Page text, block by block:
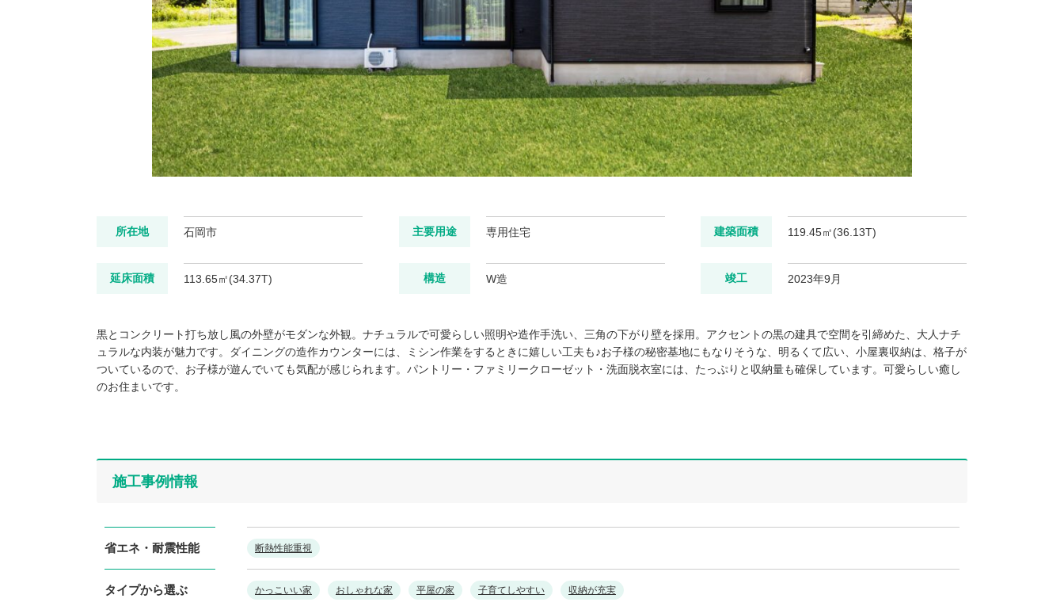
所在地 石岡市 主要用途 専用住宅 建築面積 119.45㎡(36.13T)
延床面積 113.65㎡(34.37T) 構造 W造 竣工 2023年9月
黒とコンクリート打ち放し風の外壁がモダンな外観。ナチュラルで可愛らしい照明や造作手洗い、三角の下がり壁を採用。アクセントの黒の建具で空間を引締めた、大人ナチ
ュラルな内装が魅力です。ダイニングの造作カウンターには、ミシン作業をするときに嬉しい工夫も♪お子様の秘密基地にもなりそうな、明るくて広い、小屋裏収納は、格子が
ついているので、お子様が遊んでいても気配が感じられます。パントリー・ファミリークローゼット・洗面脱衣室には、たっぷりと収納量も確保しています。可愛らしい癒し
のお住まいです。
施工事例情報
省エネ・耐震性能 断熱性能重視
タイプから選ぶ かっこいい家 おしゃれな家 平屋の家 子育てしやすい 収納が充実